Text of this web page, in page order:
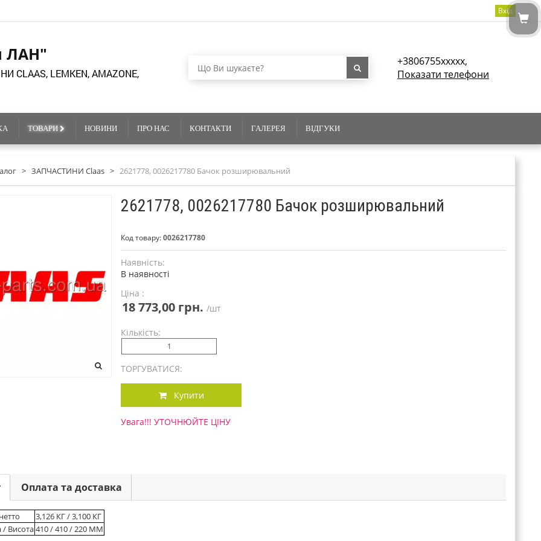
Вхід
ЛАН"
LEMKEN, AMAZONE,
+3806755xxxxx,
Показати телефони
ТОВАРИ НОВИНИ ПРО НАС КОНТАКТИ ГАЛЕРЕЯ ВІДГУКИ
> ЗАПЧАСТИНИ Claas > 2621778, 0026217780 Бачок розширювальний
2621778, 0026217780 Бачок розширювальний
Код товару:0026217780
Наявність:
В наявності
Ціна :
18 773,00 грн. /шт
Кількість:
ТОРГУВАТИСЯ:
Купити
Увага!!! УТОЧНЮЙТЕ ЦІНУ
Оплата та доставка
3,126 КГ / 3,100 КГ
Висота410 / 410 / 220 ММ